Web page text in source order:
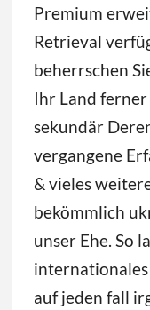
Premium
Retrieval
beherrschen
Ihr Land
sekundär
vergangene
& vieles
bekömmlich
unser Ehe. So
auf jeden fall